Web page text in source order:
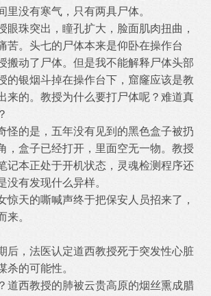
里没有寒气，只有两具尸体。
珠突出，瞳孔扩大，脸面肌肉扭曲，
苦。头七的尸体本来是仰卧在操作台
搬动了尸体。但是我不能解释尸体头部
的银烟斗掉在操作台下，窟窿应该是教
来的。教授为什么要打尸体呢？难道真
的是，五年没有见到的黑色盒子被扔
，盒子已经打开，里面空无一物。教授
记本正处于开机状态，灵魂检测程序还
没有发现什么异样。
天的嘶喊声终于把保安人员招来了，
来。
，法医认定道西教授死于突发性心脏
杀的可能性。
西教授的肺被云贵高原的烟丝熏成腊